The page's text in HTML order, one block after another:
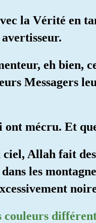
la Vérité en
eh bien,
Messagers
ont mécru. Et
ciel, Allah fait
les